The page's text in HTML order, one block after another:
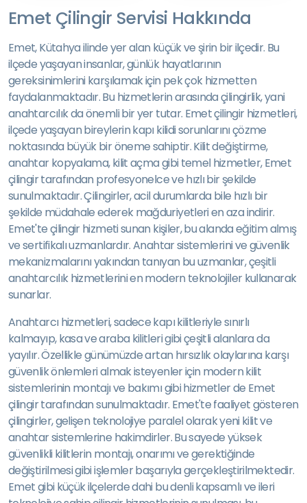
Emet Çilingir Servisi Hakkında
Emet, Kütahya ilinde yer alan küçük ve şirin bir ilçedir. Bu
ilçede yaşayan insanlar, günlük hayatlarının
gereksinimlerini karşılamak için pek çok hizmetten
faydalanmaktadır. Bu hizmetlerin arasında çilingirlik, yani
anahtarcılık da önemli bir yer tutar. Emet çilingir hizmetleri,
ilçede yaşayan bireylerin kapı kilidi sorunlarını çözme
noktasında büyük bir öneme sahiptir. Kilit değiştirme,
anahtar kopyalama, kilit açma gibi temel hizmetler, Emet
çilingir tarafından profesyonelce ve hızlı bir şekilde
sunulmaktadır. Çilingirler, acil durumlarda bile hızlı bir
şekilde müdahale ederek mağduriyetleri en aza indirir.
Emet'te çilingir hizmeti sunan kişiler, bu alanda eğitim almış
ve sertifikalı uzmanlardır. Anahtar sistemlerini ve güvenlik
mekanizmalarını yakından tanıyan bu uzmanlar, çeşitli
anahtarcılık hizmetlerini en modern teknolojiler kullanarak
sunarlar.
Anahtarcı hizmetleri, sadece kapı kilitleriyle sınırlı
kalmayıp, kasa ve araba kilitleri gibi çeşitli alanlara da
yayılır. Özellikle günümüzde artan hırsızlık olaylarına karşı
güvenlik önlemleri almak isteyenler için modern kilit
sistemlerinin montajı ve bakımı gibi hizmetler de Emet
çilingir tarafından sunulmaktadır. Emet'te faaliyet gösteren
çilingirler, gelişen teknolojiye paralel olarak yeni kilit ve
anahtar sistemlerine hakimdirler. Bu sayede yüksek
güvenlikli kilitlerin montajı, onarımı ve gerektiğinde
değiştirilmesi gibi işlemler başarıyla gerçekleştirilmektedir.
Emet gibi küçük ilçelerde dahi bu denli kapsamlı ve ileri